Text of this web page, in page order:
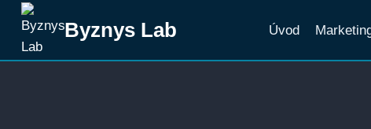
Přeskočit
obsah
Byznys Lab Úvod